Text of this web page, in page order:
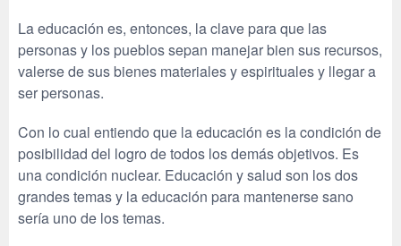
La educación es, entonces, la clave para que las
personas y los pueblos sepan manejar bien sus recursos,
valerse de sus bienes materiales y espirituales y llegar a
ser personas.
Con lo cual entiendo que la educación es la condición de
posibilidad del logro de todos los demás objetivos. Es
una condición nuclear. Educación y salud son los dos
grandes temas y la educación para mantenerse sano
sería uno de los temas.